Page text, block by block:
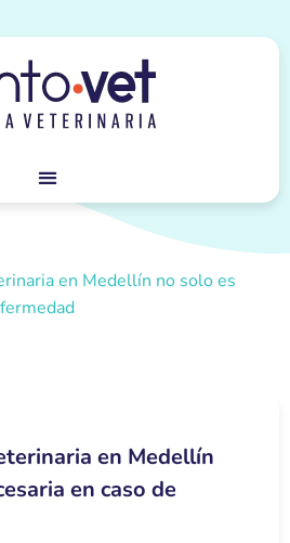
en Medellín no solo es
en Medellín
en caso de